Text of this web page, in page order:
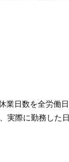
業日数を全労働
実際に勤務した